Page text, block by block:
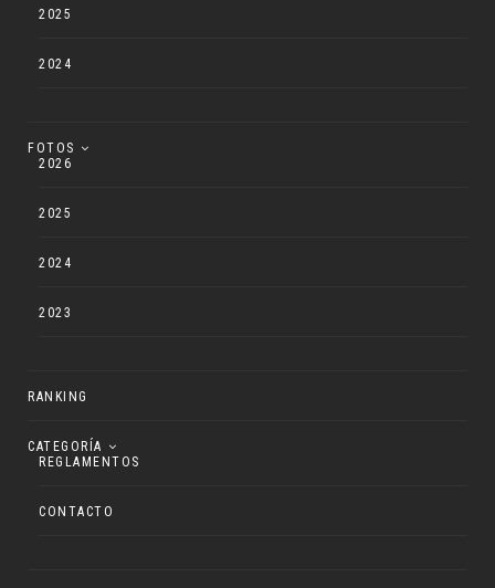
2025
2024
FOTOS
2026
2025
2024
2023
RANKING
CATEGORÍA
REGLAMENTOS
CONTACTO